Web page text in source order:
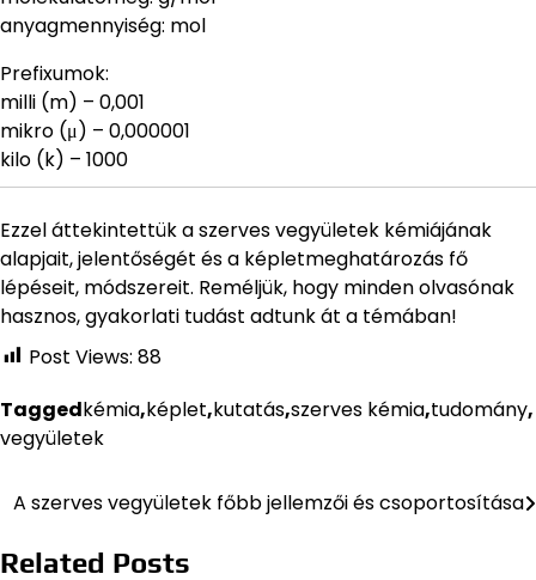
anyagmennyiség: mol
Prefixumok:
milli (m) – 0,001
mikro (μ) – 0,000001
kilo (k) – 1000
Ezzel áttekintettük a szerves vegyületek kémiájának
alapjait, jelentőségét és a képletmeghatározás fő
lépéseit, módszereit. Reméljük, hogy minden olvasónak
hasznos, gyakorlati tudást adtunk át a témában!
Post Views: 88
Taggedkémia,képlet,kutatás,szerves kémia,tudomány,
vegyületek
Bejegyzés
navigáció
A szerves vegyületek főbb jellemzői és csoportosítása
Related Posts